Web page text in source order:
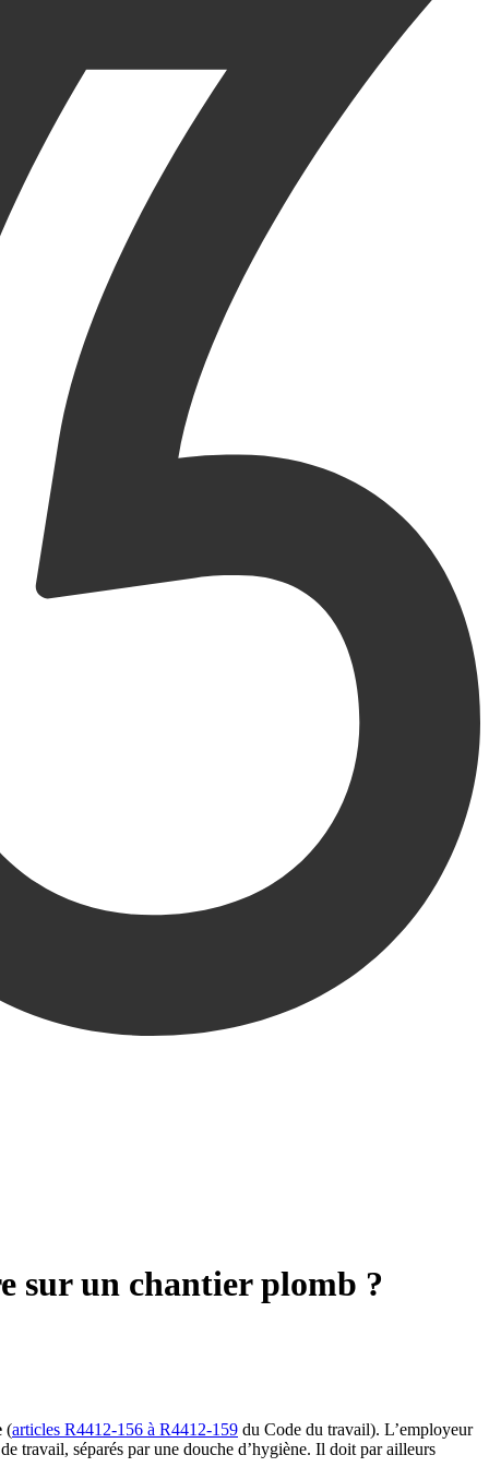
sur un chantier plomb ?
(articles R4412-156 à R4412-159 du Code du travail). L’employeur
travail, séparés par une douche d’hygiène. Il doit par ailleurs